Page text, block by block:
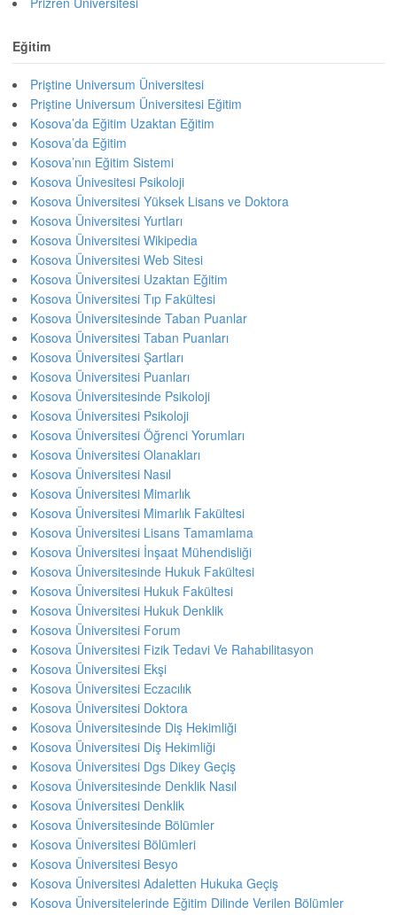
Eğitim
Priştine Universum Üniversitesi
Priştine Universum Üniversitesi Eğitim
Kosova’da Eğitim Uzaktan Eğitim
Kosova’da Eğitim
Kosova’nın Eğitim Sistemi
Kosova Ünivesitesi Psikoloji
Kosova Üniversitesi Yüksek Lisans ve Doktora
Kosova Üniversitesi Yurtları
Kosova Üniversitesi Wikipedia
Kosova Üniversitesi Web Sitesi
Kosova Üniversitesi Uzaktan Eğitim
Kosova Üniversitesi Tıp Fakültesi
Kosova Üniversitesinde Taban Puanlar
Kosova Üniversitesi Taban Puanları
Kosova Üniversitesi Şartları
Kosova Üniversitesi Puanları
Kosova Üniversitesinde Psikoloji
Kosova Üniversitesi Psikoloji
Kosova Üniversitesi Öğrenci Yorumları
Kosova Üniversitesi Olanakları
Kosova Üniversitesi Nasıl
Kosova Üniversitesi Mimarlık
Kosova Üniversitesi Mimarlık Fakültesi
Kosova Üniversitesi Lisans Tamamlama
Kosova Üniversitesi İnşaat Mühendisliği
Kosova Üniversitesinde Hukuk Fakültesi
Kosova Üniversitesi Hukuk Fakültesi
Kosova Üniversitesi Hukuk Denklik
Kosova Üniversitesi Forum
Kosova Üniversitesi Fizik Tedavi Ve Rahabilitasyon
Kosova Üniversitesi Ekşi
Kosova Üniversitesi Eczacılık
Kosova Üniversitesi Doktora
Kosova Üniversitesinde Diş Hekimliği
Kosova Üniversitesi Diş Hekimliği
Kosova Üniversitesi Dgs Dikey Geçiş
Kosova Üniversitesinde Denklik Nasıl
Kosova Üniversitesi Denklik
Kosova Üniversitesinde Bölümler
Kosova Üniversitesi Bölümleri
Kosova Üniversitesi Besyo
Kosova Üniversitesi Adaletten Hukuka Geçiş
Kosova Üniversitelerinde Eğitim Dilinde Verilen Bölümler